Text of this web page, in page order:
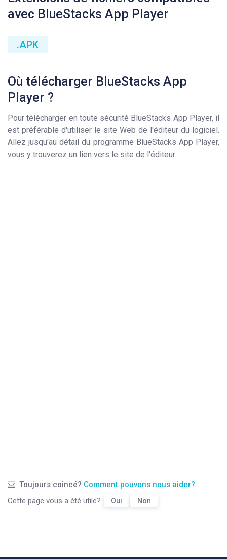
avec BlueStacks App Player
.APK
Où télécharger BlueStacks App
Player ?
Pour télécharger en toute sécurité BlueStacks App Player, il
est préférable d'utiliser le site Web de l'éditeur du logiciel.
Allez jusqu'au détail du programme BlueStacks App Player,
vous y trouverez un lien vers le site de l'éditeur.
Toujours coincé? Comment pouvons nous aider?
Cette page vous a été utile?
Oui Non